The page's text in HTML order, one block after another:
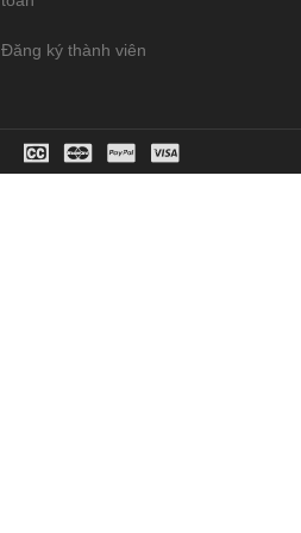
Đăng ký thành viên